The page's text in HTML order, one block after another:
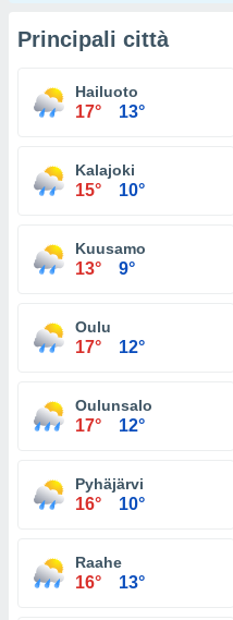
Principali città
Hailuoto
17° 13°
Kalajoki
15° 10°
Kuusamo
13° 9°
Oulu
17° 12°
Oulunsalo
17° 12°
Pyhäjärvi
16° 10°
Raahe
16° 13°